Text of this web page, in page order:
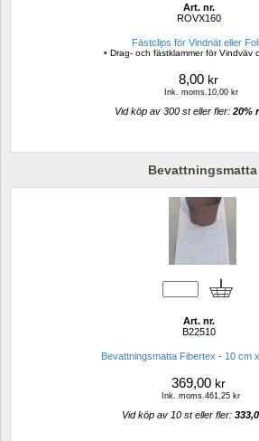
Art. nr.
ROVX160
Fästclips för Vindnät eller
• Drag- och fästklammer för Vindväv
8,00 kr
Ink. moms.10,00 kr
Vid köp av 300 st eller fler: 20%
Bevattningsmatta
Art. nr.
B22510
Bevattningsmatta Fibertex - 10 cm
369,00 kr
Ink. moms.461,25 kr
Vid köp av 10 st eller fler: